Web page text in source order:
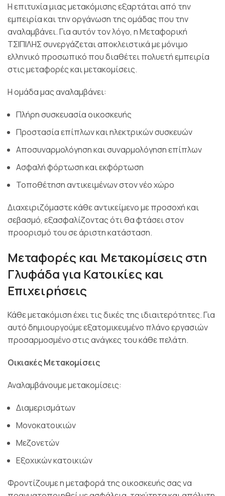
Η επιτυχία μιας μετακόμισης εξαρτάται από την
εμπειρία και την οργάνωση της ομάδας που την
αναλαμβάνει. Για αυτόν τον λόγο, η Μεταφορική
ΤΣΙΠΙΛΗΣ συνεργάζεται αποκλειστικά με μόνιμο
ελληνικό προσωπικό που διαθέτει πολυετή εμπειρία
στις μεταφορές και μετακομίσεις.
Η ομάδα μας αναλαμβάνει:
Πλήρη συσκευασία οικοσκευής
Προστασία επίπλων και ηλεκτρικών συσκευών
Αποσυναρμολόγηση και συναρμολόγηση επίπλων
Ασφαλή φόρτωση και εκφόρτωση
Τοποθέτηση αντικειμένων στον νέο χώρο
Διαχειριζόμαστε κάθε αντικείμενο με προσοχή και
σεβασμό, εξασφαλίζοντας ότι θα φτάσει στον
προορισμό του σε άριστη κατάσταση.
Μεταφορές και Μετακομίσεις στη
Γλυφάδα για Κατοικίες και
Επιχειρήσεις
Κάθε μετακόμιση έχει τις δικές της ιδιαιτερότητες. Για
αυτό δημιουργούμε εξατομικευμένο πλάνο εργασιών
προσαρμοσμένο στις ανάγκες του κάθε πελάτη.
Οικιακές Μετακομίσεις
Αναλαμβάνουμε μετακομίσεις:
Διαμερισμάτων
Μονοκατοικιών
Μεζονετών
Εξοχικών κατοικιών
Φροντίζουμε η μεταφορά της οικοσκευής σας να